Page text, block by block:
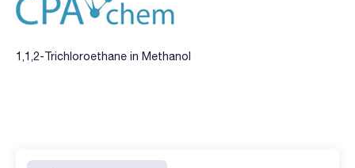
1,1,2-Trichloroethane in Methanol